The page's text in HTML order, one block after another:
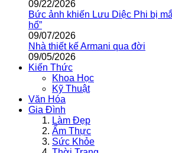
09/22/2026
Bức ảnh khiến Lưu Diệc Phi bị
hổ”
09/07/2026
Nhà thiết kế Armani qua đời
09/05/2026
Kiến Thức
Khoa Học
Kỹ Thuật
Văn Hóa
Gia Đình
Làm Đẹp
Ẩm Thực
Sức Khỏe